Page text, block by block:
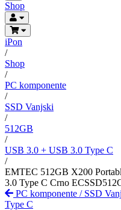
Shop
iPon
/
Shop
/
PC komponente
/
SSD Vanjski
/
512GB
/
USB 3.0 + USB 3.0 Type C
/
EMTEC 512GB X200
3.0 Type C Crno
PC komponente / SSD
Type C